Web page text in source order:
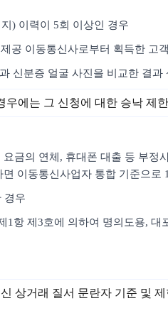
) 이력이 5회 이상인 경우
공 이동통신사로부터 획득한 고
신분증 얼굴 사진을 비교한 결과
에는 그 신청에 대한 승낙 제
금의 연체, 휴대폰 대출 등 부
이동통신사업자 통합 기준으로
경우
항 제3호에 의하여 명의도용,
상거래 질서 문란자 기준 및